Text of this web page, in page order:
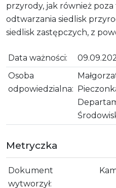
przyrody, jak również
odtwarzania siedlisk
siedlisk zastępczych, z
Data ważności:
Osoba
odpowiedzialna:
Metryczka
Dokument
wytworzył: